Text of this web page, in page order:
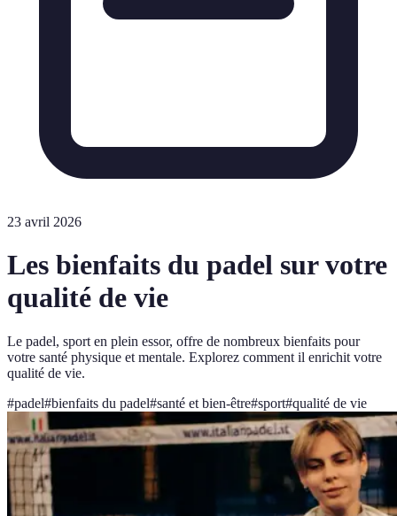
23 avril 2026
Les bienfaits du padel sur votre
qualité de vie
Le padel, sport en plein essor, offre de nombreux bienfaits pour
votre santé physique et mentale. Explorez comment il enrichit votre
qualité de vie.
#padel#bienfaits du padel#santé et bien-être#sport#qualité de vie